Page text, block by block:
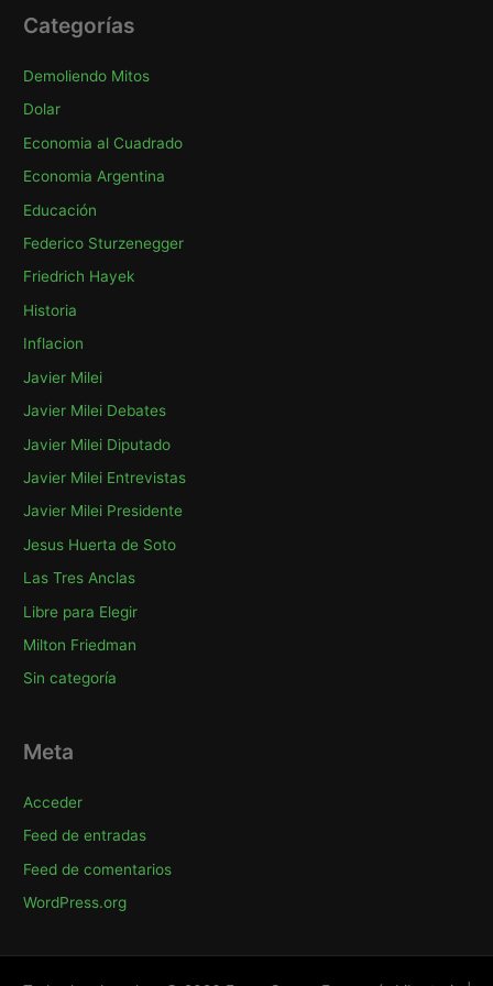
c
r
p
o
Categorías
Demoliendo Mitos
Dolar
Economia al Cuadrado
Economia Argentina
Educación
Federico Sturzenegger
Friedrich Hayek
Historia
Inflacion
Javier Milei
Javier Milei Debates
Javier Milei Diputado
Javier Milei Entrevistas
Javier Milei Presidente
Jesus Huerta de Soto
Las Tres Anclas
Libre para Elegir
Milton Friedman
Sin categoría
Meta
Acceder
Feed de entradas
Feed de comentarios
WordPress.org